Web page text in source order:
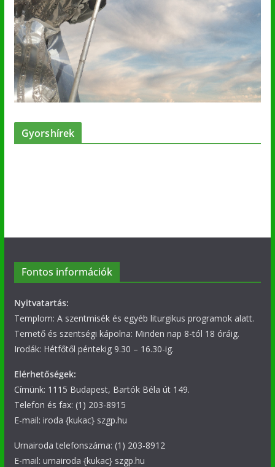
Gyorshírek
Fontos információk
Nyitvatartás:
Templom: A szentmisék és egyéb liturgikus programok alatt.
Temető és szentségi kápolna: Minden nap 8-tól 18 óráig.
Irodák: Hétfőtől péntekig 9.30 – 16.30-ig.
Elérhetőségek:
Címünk: 1115 Budapest, Bartók Béla út 149.
Telefon és fax: (1) 203-8915
E-mail: iroda {kukac} szgp.hu
Urnairoda telefonszáma: (1) 203-8912
E-mail: urnairoda {kukac} szgp.hu